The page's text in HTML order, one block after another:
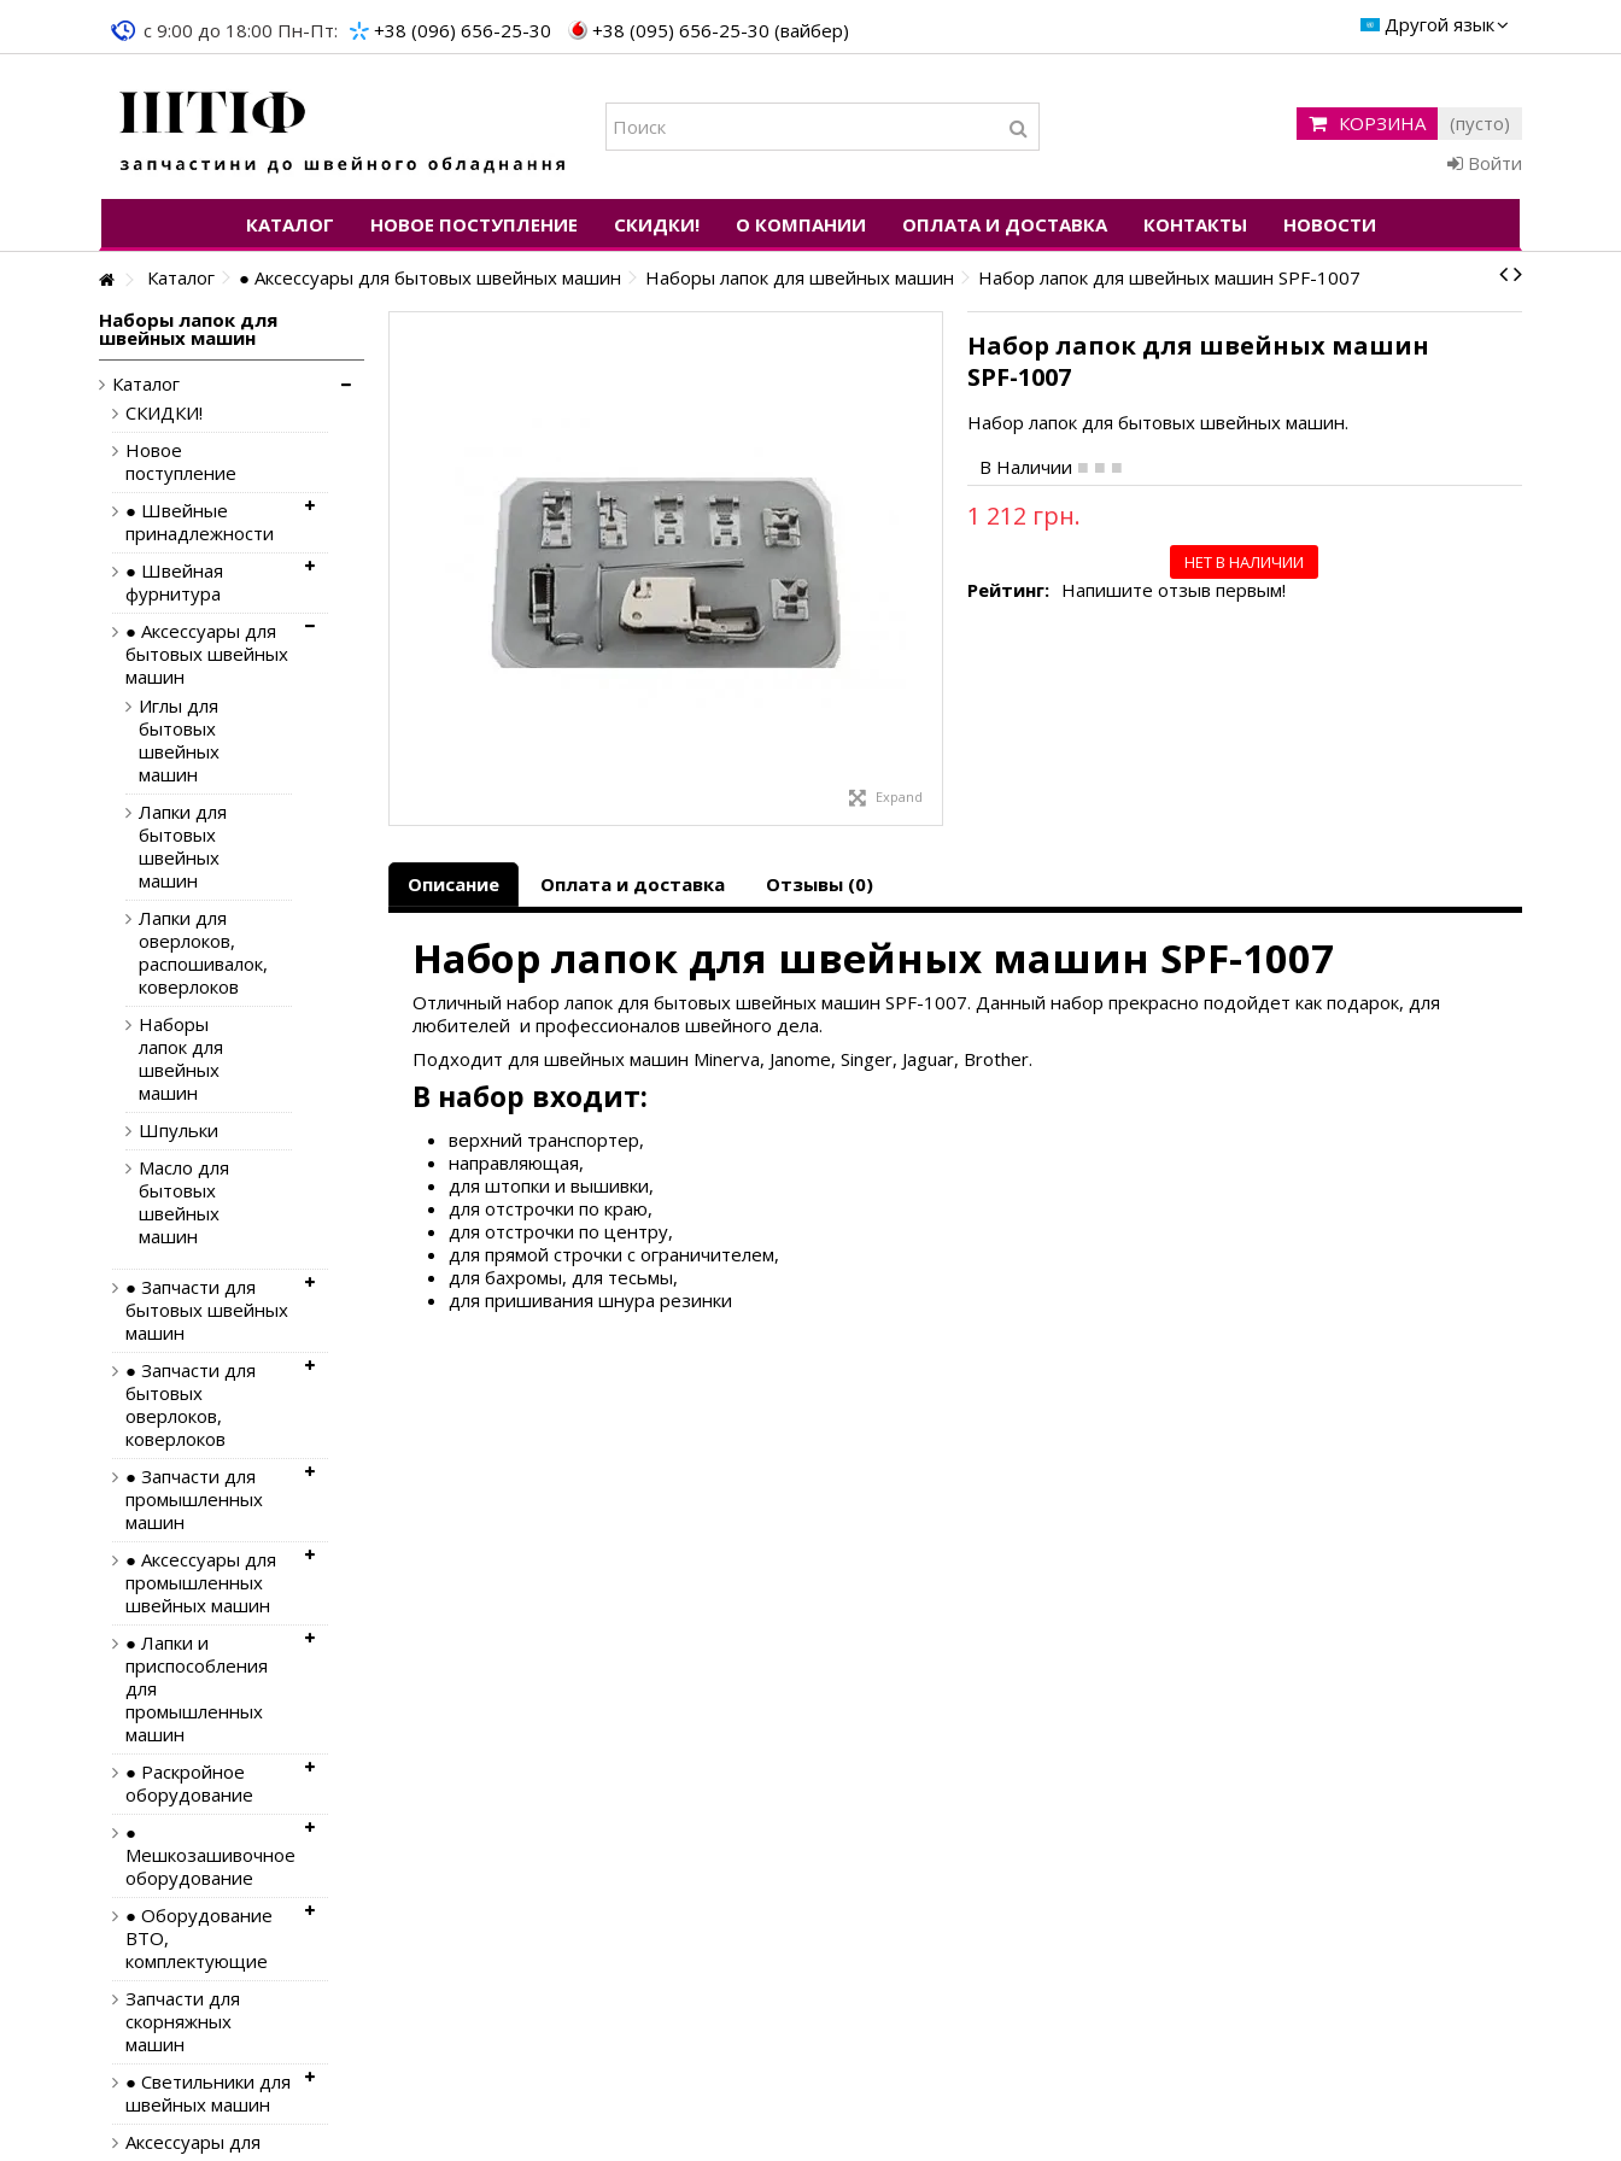
Другой язык
c 9:00 до 18:00 Пн-Пт: +38 (096) 656-25-30 +38 (095) 656-25-30 (вайбер)
КОРЗИНА
(пусто)
Войти
КАТАЛОГ НОВОЕ ПОСТУПЛЕНИЕ СКИДКИ! О КОМПАНИИ ОПЛАТА И ДОСТАВКА КОНТАКТЫ НОВОСТИ
Каталог ● Аксессуары для бытовых швейных машин Наборы лапок для швейных машин Набор лапок для швейных машин SPF-1007
Expand
Набор лапок для швейных машин
SPF-1007
Набор лапок для бытовых швейных машин.
В Наличии
1 212 грн.
НЕТ В НАЛИЧИИ
Рейтинг: Напишите отзыв первым!
Описание Оплата и доставка Отзывы (0)
Набор лапок для швейных машин SPF-1007
Отличный набор лапок для бытовых швейных машинSPF-1007. Данный набор прекрасно подойдет как подарок, для
любителей и профессионалов швейного дела.
Подходит для швейных машин Minerva, Janome, Singer, Jaguar, Brother.
В набор входит:
верхний транспортер,
направляющая,
для штопки и вышивки,
для отстрочки по краю,
для отстрочки по центру,
для прямой строчки с ограничителем,
для бахромы, для тесьмы,
для пришивания шнура резинки
Наборы лапок для
швейных машин
Каталог
СКИДКИ!
Новое
поступление
● Швейные
принадлежности
● Швейная
фурнитура
● Аксессуары для
бытовых швейных
машин
Иглы для
бытовых
швейных
машин
Лапки для
бытовых
швейных
машин
Лапки для
оверлоков,
распошивалок,
коверлоков
Наборы
лапок для
швейных
машин
Шпульки
Масло для
бытовых
швейных
машин
● Запчасти для
бытовых швейных
машин
● Запчасти для
бытовых
оверлоков,
коверлоков
● Запчасти для
промышленных
машин
● Аксессуары для
промышленных
швейных машин
● Лапки и
приспособления
для
промышленных
машин
● Раскройное
оборудование
●
Мешкозашивочное
оборудование
● Оборудование
ВТО,
комплектующие
Запчасти для
скорняжных
машин
● Светильники для
швейных машин
Аксессуары для